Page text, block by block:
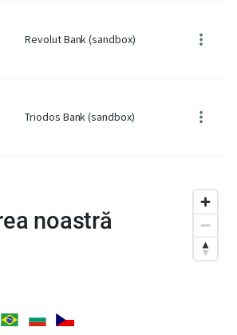
Revolut Bank (sandbox)
Triodos Bank (sandbox)
noastră